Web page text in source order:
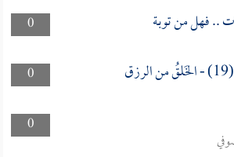
0 .. فهل من توبة
0
0